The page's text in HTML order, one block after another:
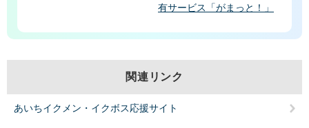
有サービス「がまっと！」
関連リンク
あいちイクメン・イクボス応援サイト